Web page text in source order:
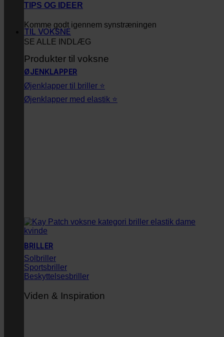
TIPS OG IDEER
Komme godt igennem synstræningen
SE ALLE INDLÆG
TIL VOKSNE
Produkter til voksne
ØJENKLAPPER
Øjenklapper til briller ⭐
Øjenklapper med elastik ⭐
BRILLER
Solbriller
Sportsbriller
Beskyttelsesbriller
Viden & Inspiration